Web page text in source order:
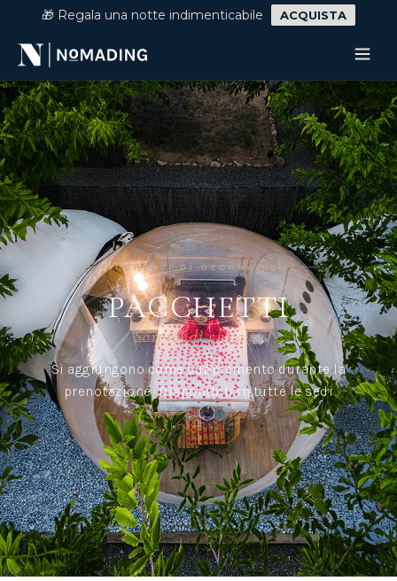
🎁 Regala una notte indimenticabile ACQUISTA
PACCHETTI DI DECORAZIONE
PACCHETTI
Sorprendi chi ami
Si aggiungono come supplemento durante la
prenotazione · Disponibili in tutte le sedi